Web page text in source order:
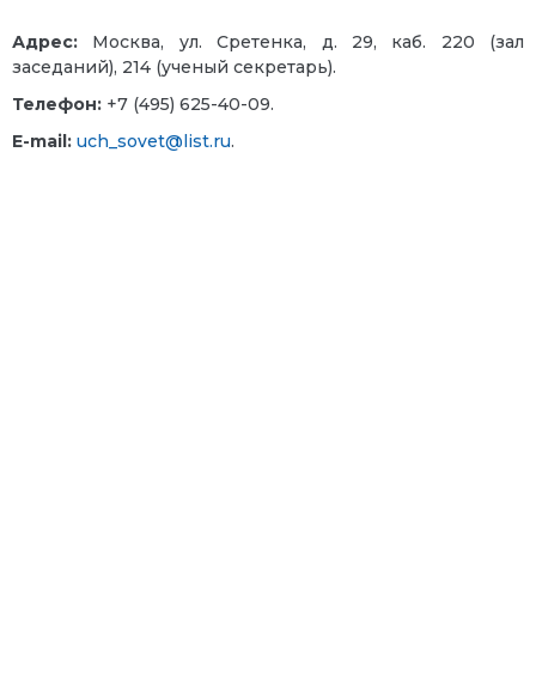
Адрес: Москва, ул. Сретенка, д. 29, каб. 220 (зал
заседаний), 214 (ученый секретарь).
Телефон: +7 (495) 625-40-09.
E-mail: uch_sovet@list.ru.